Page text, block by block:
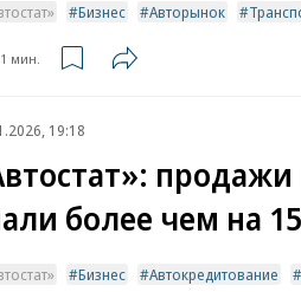
Бизнес Авторынок
1 мин.
19:18
более чем на
Бизнес Автокредитование